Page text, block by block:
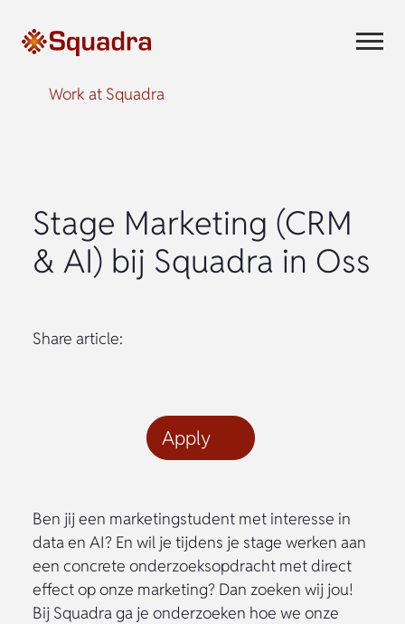
Work at Squadra
Stage Marketing (CRM
& AI) bij Squadra in Oss
Share article:
Apply
Ben jij een marketingstudent met interesse in
data en AI? En wil je tijdens je stage werken aan
een concrete onderzoeksopdracht met direct
effect op onze marketing? Dan zoeken wij jou!
Bij Squadra ga je onderzoeken hoe we onze